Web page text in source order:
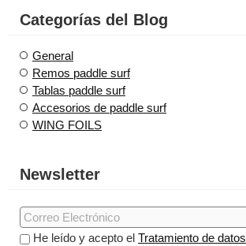
Categorías del Blog
General
Remos paddle surf
Tablas paddle surf
Accesorios de paddle surf
WING FOILS
Newsletter
He leído y acepto el Tratamiento de datos